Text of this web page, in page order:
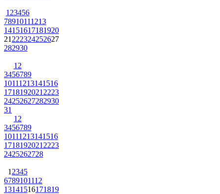
1 23456
78910111213
14151617181920
21 222324252627
282930
1 2
3456789
10111213141516
1718192021 2223
24252627282930
31
1 2
3456789
10111213141516
1718192021 2223
2425262728
1 2345
6789101112
13141516171819